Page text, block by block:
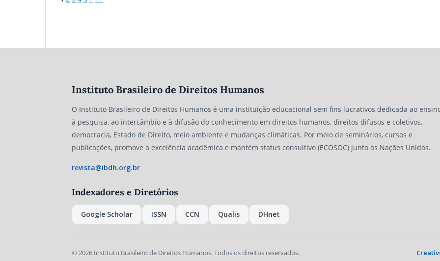
Instituto Brasileiro de Direitos Humanos
O Instituto Brasileiro de Direitos Humanos é uma instituição educacional sem fins lucrativos dedicada ao
à pesquisa, ao intercâmbio e à difusão do conhecimento em direitos humanos, direitos difusos e coletivos,
democracia, Estado de Direito, meio ambiente e mudanças climáticas. Por meio de seminários, cursos e
publicações, promove a excelência acadêmica e mantém status consultivo (ECOSOC) junto às Nações Unidas.
revista@ibdh.org.br
Indexadores e Diretórios
Google Scholar ISSN CCN Qualis DHnet
© 2026 Instituto Brasileiro de Direitos Humanos. Todos os direitos reservados.